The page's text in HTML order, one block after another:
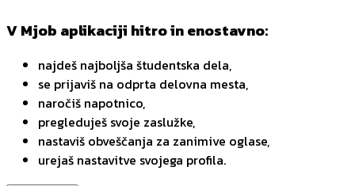
V Mjob aplikaciji hitro in enostavno:
najdeš najboljša študentska dela,
se prijaviš na odprta delovna mesta,
naročiš napotnico,
pregleduješ svoje zaslužke,
nastaviš obveščanja za zanimive oglase,
urejaš nastavitve svojega profila.